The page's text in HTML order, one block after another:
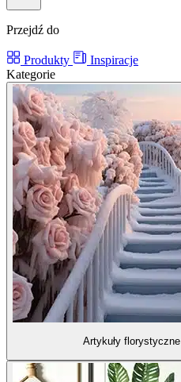
Przejdź do
Produkty
Inspiracje
Kategorie
Artykuły florystyczne